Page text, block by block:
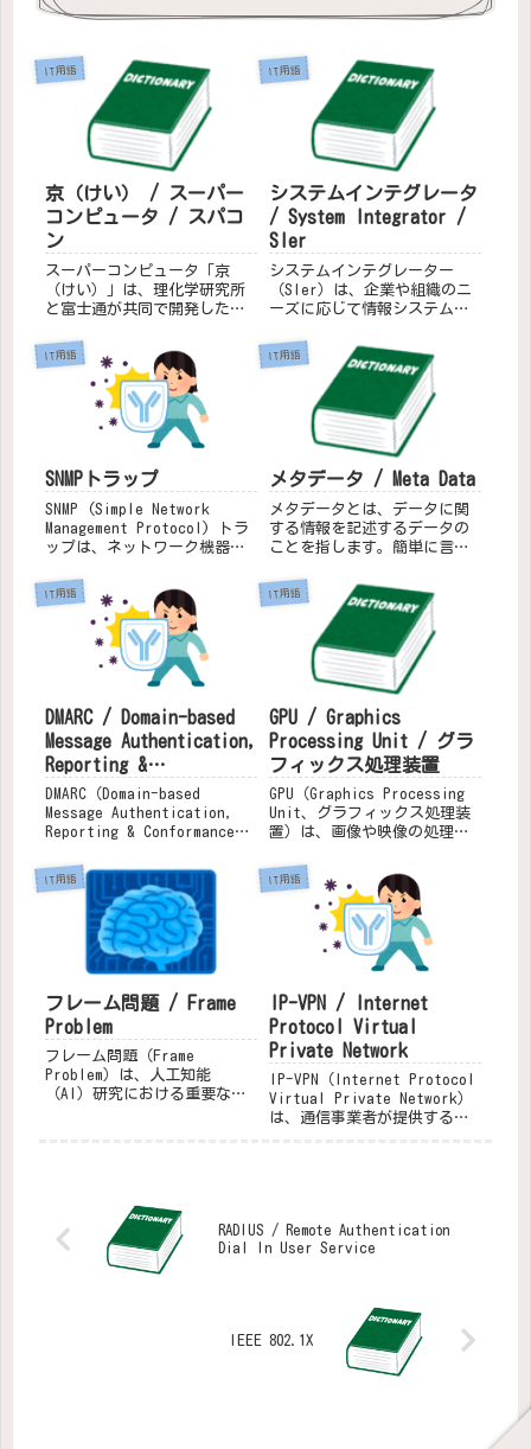
IT用語
京（けい） / スーパー
コンピュータ / スパコ
ン
スーパーコンピュータ「京
（けい）」は、理化学研究所
と富士通が共同で開発したス
県神戸市の理化学研究所計算
科学研究機構に設置されてい
ました。主な特徴計算性能：1
秒間に1京回（10ペタフロップ
ス）の浮動小数点演算を行う
IT用語
システムインテグレータ
/ System Integrator /
SIer
システムインテグレーター
（SIer）は、企業や組織のニ
ーズに応じて情報システムを
です。システムインテグレー
ション（SI）とは、システム
の開発や運用を一括して請け
負うサービスを指します。歴
史システムインテグレーター
IT用語
SNMPトラップ
SNMP (Simple Network
Management Protocol) トラ
ップは、ネットワーク機器
で検知した異常や重要なイベ
ントを、ネットワーク管理シ
ステム (SNMPマネージャ) に
能動的...
IT用語
メタデータ / Meta Data
メタデータとは、データに関
する情報を記述するデータの
ことを指します。簡単に言え
「属性情報」として機能しま
す。以下に、メタデータの特
徴や種類、活用例について詳
しく説明します。メタデータ
の特徴データの説明:メタデー
タは、...
IT用語
DMARC / Domain-based
Message Authentication,
Reporting &
Conformance
DMARC（Domain-based
Message Authentication,
Reporting & Conformance）
コルであり、SPF（Sender
Policy Framework）や
DKIM（...
IT用語
GPU / Graphics
Processing Unit / グラ
フィックス処理装置
GPU（Graphics Processing
Unit、グラフィックス処理装
置）は、画像や映像の処理を
以下に、GPUの役割や特徴につ
いて詳しく説明します。GPUの
役割グラフィックス処理: GPU
は、3Dレンダリン...
IT用語
フレーム問題 / Frame
Problem
フレーム問題（Frame
Problem）は、人工知能
（AI）研究における重要な課
ズによって初めて提起さ...
IT用語
IP-VPN / Internet
Protocol Virtual
Private Network
IP-VPN（Internet Protocol
Virtual Private Network）
は、通信事業者が提供する閉
RADIUS / Remote Authentication
Dial In User Service
IEEE 802.1X